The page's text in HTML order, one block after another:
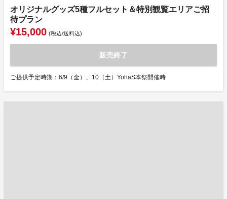
オリジナルグッズ5種フルセット＆特別観覧エリアご招
待プラン
¥15,000 (税込/送料込)
販売終了
ご提供予定時期：6/9（金）、10（土）YohaS本祭開催時